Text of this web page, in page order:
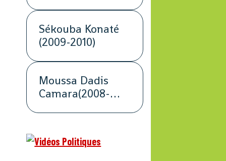
Sékouba Konaté
(2009-2010)
Moussa Dadis
Camara(2008-